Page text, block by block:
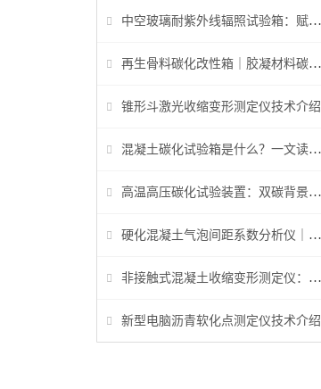
中空玻璃耐紫外线辐照试验箱：赋能建筑玻璃质量检测新标准
再生骨料碳化改性箱｜胶凝材料碳化机理研究专用设备
锥形斗激光收缩变形测定仪技术介绍
混凝土碳化试验箱是什么？一文读懂它的功能、原理与标准要求
高温高压碳化试验装置：双碳背景下胶凝材料研究核心装备
硬化混凝土气泡间距系数分析仪｜参数检测与行业标准详解
非接触式混凝土收缩变形测定仪：早龄期收缩检测核心设备
新型电脑沥青软化点测定仪技术介绍